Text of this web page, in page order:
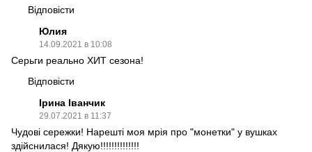
Відповісти
Юлия
14.09.2021 в 10:08
Серьги реально ХИТ сезона!
Відповісти
Ірина Іванчик
29.07.2021 в 11:37
Чудові сережки! Нарешті моя мрія про "монетки" у вушках
здійснилася! Дякую!!!!!!!!!!!!!!